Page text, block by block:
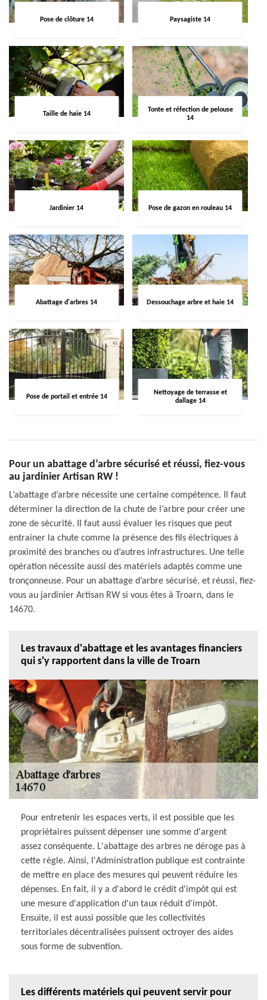
Pose de clôture 14 Paysagiste 14
Taille de haie 14
Tonte et réfection de pelouse
14
Jardinier 14 Pose de gazon en rouleau 14
Abattage d'arbres 14 Dessouchage arbre et haie 14
Pose de portail et entrée 14
Nettoyage de terrasse et
dallage 14
Pour un abattage d’arbre sécurisé et réussi, fiez-vous
au jardinier Artisan RW !
L’abattage d’arbre nécessite une certaine compétence. Il faut
déterminer la direction de la chute de l’arbre pour créer une
zone de sécurité. Il faut aussi évaluer les risques que peut
entrainer la chute comme la présence des fils électriques à
proximité des branches ou d’autres infrastructures. Une telle
opération nécessite aussi des matériels adaptés comme une
tronçonneuse. Pour un abattage d’arbre sécurisé, et réussi, fiez-
vous au jardinier Artisan RW si vous êtes à Troarn, dans le
14670.
Les travaux d'abattage et les avantages financiers
qui s'y rapportent dans la ville de Troarn
Pour entretenir les espaces verts, il est possible que les
propriétaires puissent dépenser une somme d'argent
assez conséquente. L'abattage des arbres ne déroge pas à
cette règle. Ainsi, l'Administration publique est contrainte
de mettre en place des mesures qui peuvent réduire les
dépenses. En fait, il y a d'abord le crédit d'impôt qui est
une mesure d'application d'un taux réduit d'impôt.
Ensuite, il est aussi possible que les collectivités
territoriales décentralisées puissent octroyer des aides
sous forme de subvention.
Les différents matériels qui peuvent servir pour